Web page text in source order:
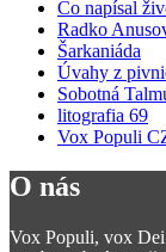
Čo napísal
Radko
Šarkaniáda
Úvahy z
Sobotná
litografia 69
Vox Populi
O nás
Vox Populi, vox